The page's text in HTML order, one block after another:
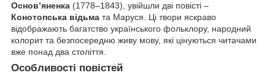
Основ’яненка (1778–1843), увійшли дві повісті –
Конотопська відьма та Маруся. Ці твори яскраво
відображають багатство українського фольклору, народний
колорит та безпосередню живу мову, які цінуються читачами
вже понад два століття.
Особливості повістей